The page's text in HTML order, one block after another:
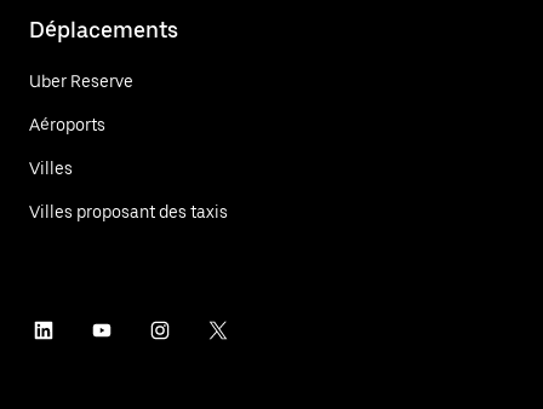
Déplacements
Uber Reserve
Aéroports
Villes
Villes proposant des taxis